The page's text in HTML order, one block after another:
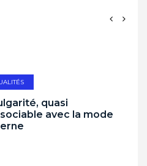
quasi
avec la mode